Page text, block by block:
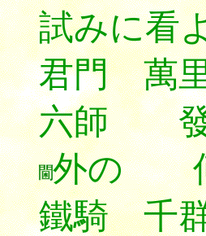
試みに
君門 萬
六師 發
外の 何
鐵騎